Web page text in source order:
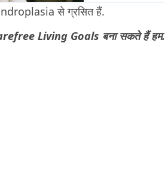
से ग्रसित हैं.
Living Goals बना सकते हैं हम.